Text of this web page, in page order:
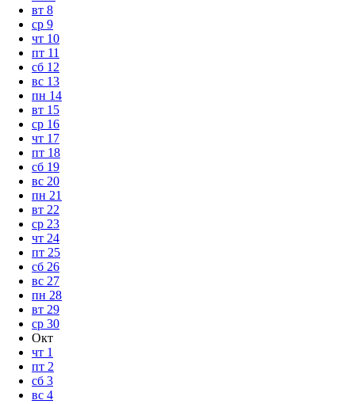
вт 8
ср 9
чт 10
пт 11
сб 12
вс 13
пн 14
вт 15
ср 16
чт 17
пт 18
сб 19
вс 20
пн 21
вт 22
ср 23
чт 24
пт 25
сб 26
вс 27
пн 28
вт 29
ср 30
Окт
чт 1
пт 2
сб 3
вс 4